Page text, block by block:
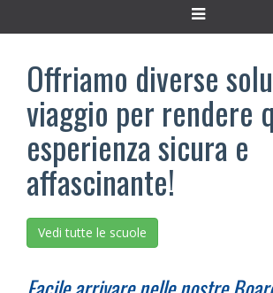
Toggle
navigation
Offriamo diverse
viaggio per rendere
esperienza sicura e
affascinante!
Vedi tutte le scuole